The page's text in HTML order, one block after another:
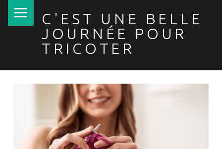
C'EST UNE BELLE
JOURNÉE POUR
TRICOTER